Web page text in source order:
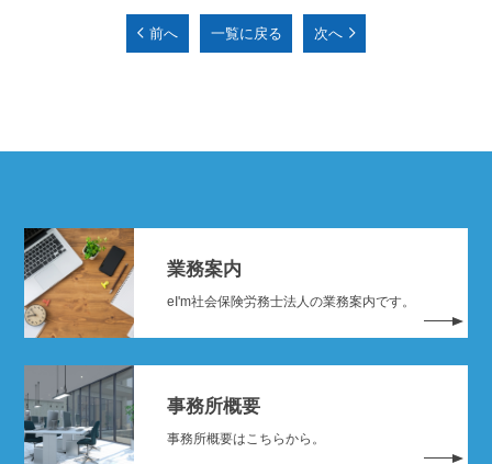
前へ 一覧に戻る 次へ
業務案内
eI'm社会保険労務士法人の業務案内です。
事務所概要
事務所概要はこちらから。